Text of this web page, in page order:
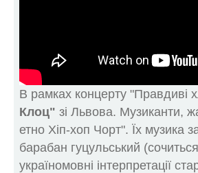
В рамках концерту "Правдиві
Клоц" зі Львова. Музиканти,
етно Хіп-хоп Чорт". Їх музика
барабан гуцульський
україномовні інтерпретації